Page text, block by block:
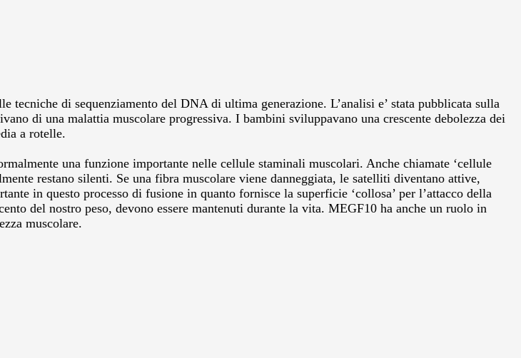
di sequenziamento del DNA di ultima generazione. L’analisi e’ stata pubblicata sulla
di una malattia muscolare progressiva. I bambini sviluppavano una crescente debolezza dei
a rotelle.
una funzione importante nelle cellule staminali muscolari. Anche chiamate ‘cellule
restano silenti. Se una fibra muscolare viene danneggiata, le satelliti diventano attive,
in questo processo di fusione in quanto fornisce la superficie ‘collosa’ per l’attacco della
del nostro peso, devono essere mantenuti durante la vita. MEGF10 ha anche un ruolo in
muscolare.